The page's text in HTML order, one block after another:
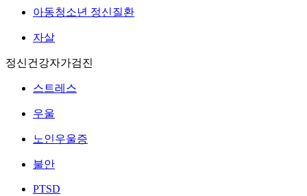
아동청소년 정신질환
자살
정신건강자가검진
스트레스
우울
노인우울증
불안
PTSD